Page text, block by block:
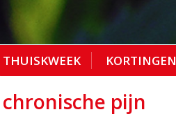
THUISKWEEK KORTINGEN
chronische pijn